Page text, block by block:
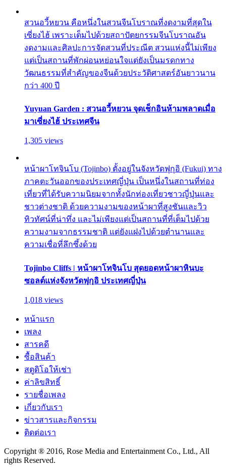
สวนอวี้หยวน คือหนึ่งในสวนจีนโบราณที่งดงามที่สุดใน
เซี่ยงไฮ้ เพราะเต็มไปด้วยสถาปัตยกรรมจีนโบราณอัน
งดงามและศิลปะการจัดสวนที่ประณีต สวนแห่งนี้ไม่เพียง
แต่เป็นสถานที่พักผ่อนหย่อนใจแต่ยังเป็นมรดกทาง
วัฒนธรรมที่สำคัญของจีนด้วยประวัติศาสตร์อันยาวนาน
กว่า 400 ปี
Yuyuan Garden : สวนอวี้หยวน จุดเช็กอินห้ามพลาดเมื่อ
มาเซี่ยงไฮ้ ประเทศจีน
1,305 views
หน้าผาโทจินโบ (Tojinbo) ตั้งอยู่ในจังหวัดฟุกุอิ (Fukui) ทาง
ภาคตะวันออกของประเทศญี่ปุ่น เป็นหนึ่งในสถานที่ท่อง
เที่ยวที่ได้รับความนิยมจากทั้งนักท่องเที่ยวชาวญี่ปุ่นและ
ชาวต่างชาติ ด้วยความงามของหน้าผาที่สูงชันและวิว
ทิวทัศน์ที่น่าทึ่ง และไม่เพียงแต่เป็นสถานที่ที่เต็มไปด้วย
ความงามจากธรรมชาติ แต่ยังแฝงไปด้วยตำนานและ
ความเชื่อที่ลึกซึ้งด้วย
Tojinbo Cliffs | หน้าผาโทจินโบ สุดยอดหน้าผาหินบะ
ซอลต์แห่งจังหวัดฟุกุอิ ประเทศญี่ปุ่น
1,018 views
หน้าแรก
เพลง
สารคดี
ซื้อสินค้า
สตูดิโอให้เช่า
ค่าลิขสิทธิ์
รายชื่อเพลง
เกี่ยวกับเรา
ข่าวสารและกิจกรรม
ติดต่อเรา
Copyright ® 2016, Rose Media and Entertainment Co., Ltd., All
rights Reserved.